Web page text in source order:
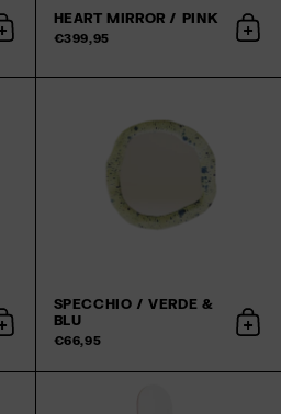
Aggiungi al carrello
HEART MIRROR / PINK
€399,95
Aggiungi al carrello
SPECCHIO / VERDE &
BLU
€66,95